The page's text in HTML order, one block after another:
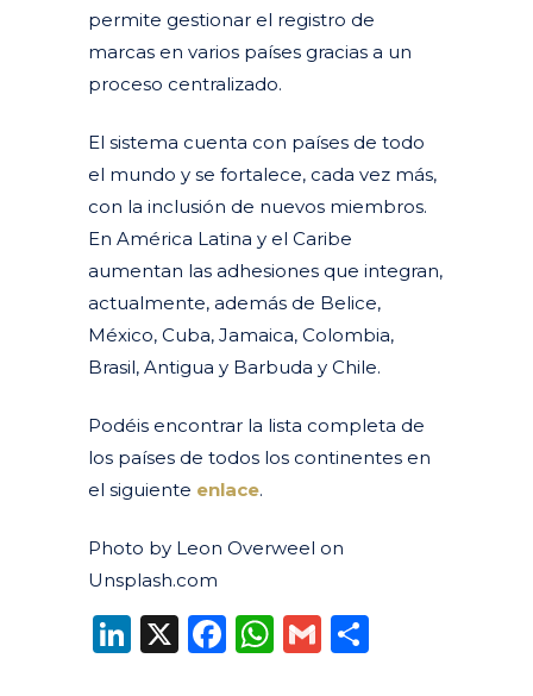
permite gestionar el registro de
marcas en varios países gracias a un
proceso centralizado.
El sistema cuenta con países de todo
el mundo y se fortalece, cada vez más,
con la inclusión de nuevos miembros.
En América Latina y el Caribe
aumentan las adhesiones que integran,
actualmente, además de Belice,
México, Cuba, Jamaica, Colombia,
Brasil, Antigua y Barbuda y Chile.
Podéis encontrar la lista completa de
los países de todos los continentes en
el siguiente enlace.
Photo by Leon Overweel on
Unsplash.com
LinkedIn
X Facebook
WhatsApp
Gmail